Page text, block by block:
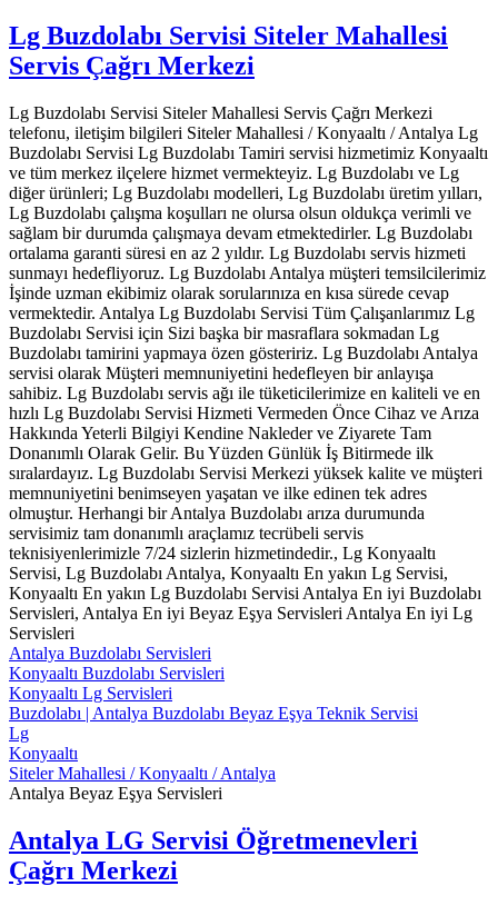
Lg Buzdolabı Servisi Siteler Mahallesi
Servis Çağrı Merkezi
Lg Buzdolabı Servisi Siteler Mahallesi Servis Çağrı Merkezi
telefonu, iletişim bilgileri Siteler Mahallesi / Konyaaltı / Antalya Lg
Buzdolabı Servisi Lg Buzdolabı Tamiri servisi hizmetimiz Konyaaltı
ve tüm merkez ilçelere hizmet vermekteyiz. Lg Buzdolabı ve Lg
diğer ürünleri; Lg Buzdolabı modelleri, Lg Buzdolabı üretim yılları,
Lg Buzdolabı çalışma koşulları ne olursa olsun oldukça verimli ve
sağlam bir durumda çalışmaya devam etmektedirler. Lg Buzdolabı
ortalama garanti süresi en az 2 yıldır. Lg Buzdolabı servis hizmeti
sunmayı hedefliyoruz. Lg Buzdolabı Antalya müşteri temsilcilerimiz
İşinde uzman ekibimiz olarak sorularınıza en kısa sürede cevap
vermektedir. Antalya Lg Buzdolabı Servisi Tüm Çalışanlarımız Lg
Buzdolabı Servisi için Sizi başka bir masraflara sokmadan Lg
Buzdolabı tamirini yapmaya özen gösteririz. Lg Buzdolabı Antalya
servisi olarak Müşteri memnuniyetini hedefleyen bir anlayışa
sahibiz. Lg Buzdolabı servis ağı ile tüketicilerimize en kaliteli ve en
hızlı Lg Buzdolabı Servisi Hizmeti Vermeden Önce Cihaz ve Arıza
Hakkında Yeterli Bilgiyi Kendine Nakleder ve Ziyarete Tam
Donanımlı Olarak Gelir. Bu Yüzden Günlük İş Bitirmede ilk
sıralardayız. Lg Buzdolabı Servisi Merkezi yüksek kalite ve müşteri
memnuniyetini benimseyen yaşatan ve ilke edinen tek adres
olmuştur. Herhangi bir Antalya Buzdolabı arıza durumunda
servisimiz tam donanımlı araçlamız tecrübeli servis
teknisiyenlerimizle 7/24 sizlerin hizmetindedir., Lg Konyaaltı
Servisi, Lg Buzdolabı Antalya, Konyaaltı En yakın Lg Servisi,
Konyaaltı En yakın Lg Buzdolabı Servisi Antalya En iyi Buzdolabı
Servisleri, Antalya En iyi Beyaz Eşya Servisleri Antalya En iyi Lg
Servisleri
Antalya Buzdolabı Servisleri
Konyaaltı Buzdolabı Servisleri
Konyaaltı Lg Servisleri
Buzdolabı | Antalya Buzdolabı Beyaz Eşya Teknik Servisi
Lg
Konyaaltı
Siteler Mahallesi / Konyaaltı / Antalya
Antalya Beyaz Eşya Servisleri
Antalya LG Servisi Öğretmenevleri
Çağrı Merkezi